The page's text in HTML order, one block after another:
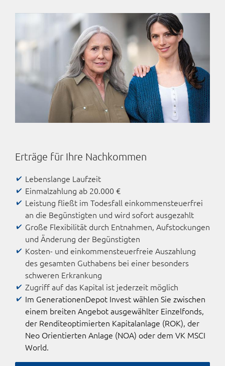
Erträge für Ihre Nachkommen
Lebenslange Laufzeit
Einmalzahlung ab 20.000 €
Leistung fließt im Todesfall einkommensteuerfrei
an die Begünstigten und wird sofort ausgezahlt
Große Flexibilität durch Entnahmen, Aufstockungen
und Änderung der Begünstigten
Kosten- und einkommensteuerfreie Auszahlung
des gesamten Guthabens bei einer besonders
schweren Erkrankung
Zugriff auf das Kapital ist jederzeit möglich
Im GenerationenDepot Invest wählen Sie zwischen
einem breiten Angebot ausgewählter Einzelfonds,
der Renditeoptimierten Kapitalanlage (ROK), der
Neo Orientierten Anlage (NOA) oder dem VK MSCI
World.